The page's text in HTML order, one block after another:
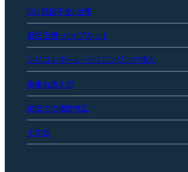
ED（勃起不全）治療
避妊治療・パイプカット
シリコンボール・シリコンリング挿入
偽睾丸挿入術
他院での傷跡修正
その他